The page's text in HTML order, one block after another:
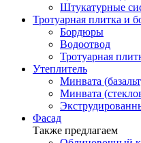
Штукатурные
Тротуарная плитка и
Бордюры
Водоотвод
Тротуарная
Утеплитель
Минвата
Минвата
Фасад
Также предлагаем